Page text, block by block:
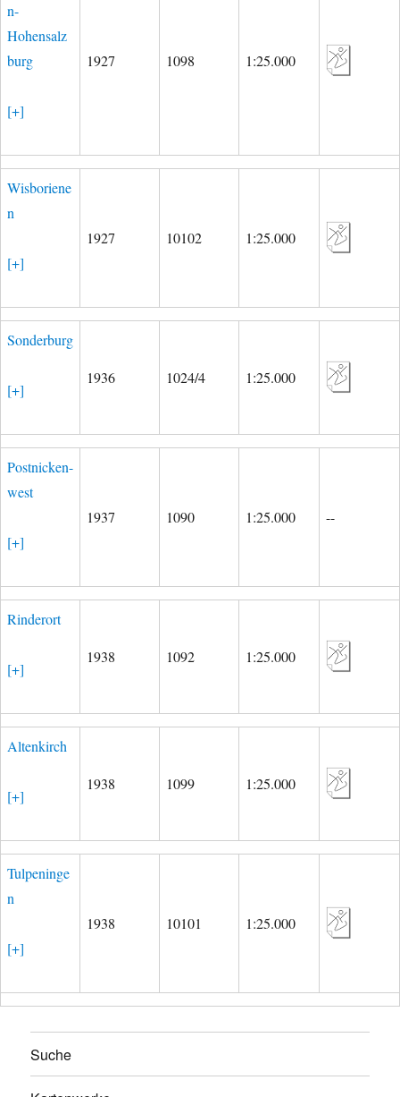
n-
Hohensalz
burg
[+]
1927 1098 1:25.000
Wisboriene
n
[+]
1927 10102 1:25.000
Sonderburg
[+]
1936 1024/4 1:25.000
Postnicken-
west
[+]
1937 1090 1:25.000 --
Rinderort
[+]
1938 1092 1:25.000
Altenkirch
[+]
1938 1099 1:25.000
Tulpeninge
n
[+]
1938 10101 1:25.000
Suche